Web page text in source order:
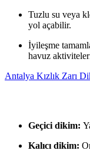
Tuzlu su veya
yol açabilir.
İyileşme
havuz
Antalya Kızlık Zarı
Geçici dikim:
Kalıcı dikim: